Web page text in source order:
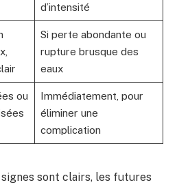
d’intensité
Si perte abondante ou
rupture brusque des
eaux
ou
Immédiatement, pour
éliminer une
complication
sont clairs, les futures